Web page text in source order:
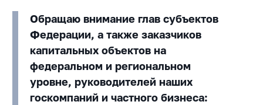
Обращаю внимание глав субъектов
Федерации, а также заказчиков
капитальных объектов на
федеральном и региональном
уровне, руководителей наших
госкомпаний и частного бизнеса: